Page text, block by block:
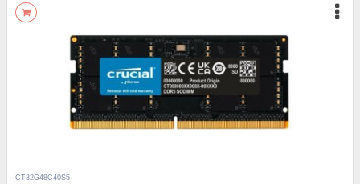
CT32G48C40S5